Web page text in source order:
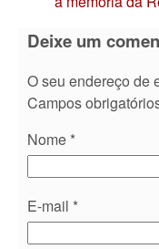
Deixe um
O seu endereço de
Campos
Nome *
E-mail *